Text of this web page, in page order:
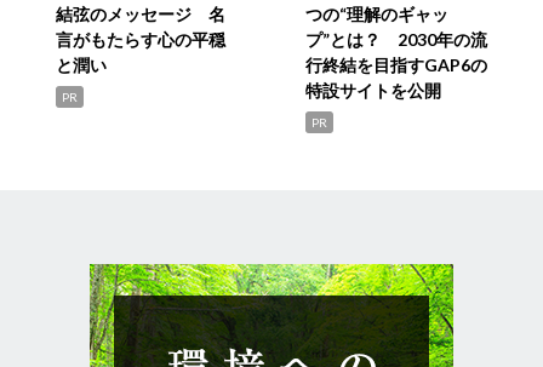
結弦のメッセージ 名
言がもたらす心の平穏
と潤い
PR
つの“理解のギャッ
プ”とは？ 2030年の流
行終結を目指すGAP6の
特設サイトを公開
PR